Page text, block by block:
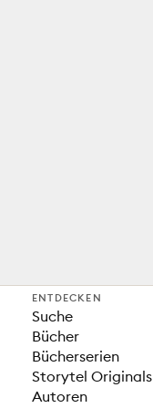
ENTDECKEN
Suche
Bücher
Bücherserien
Storytel Originals
Autoren